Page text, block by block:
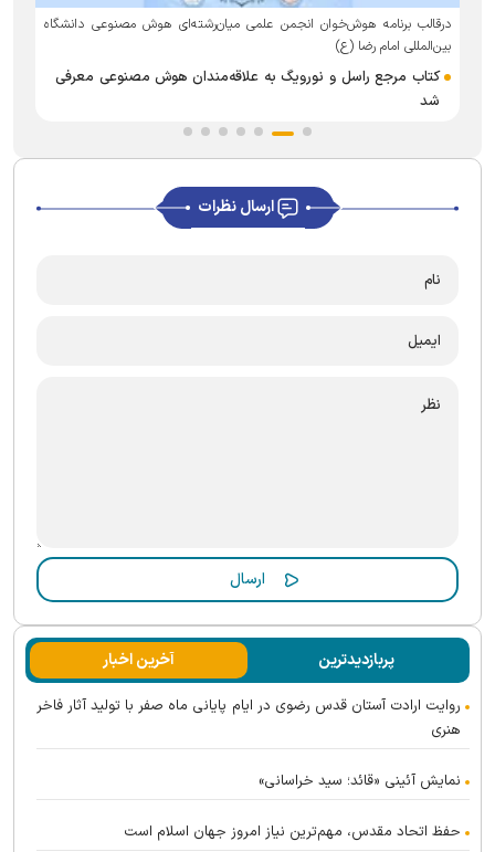
درقالب برنامه هوش‌خوان انجمن علمی میان‌رشته‌ای هوش مصنوعی دانشگاه
بین‌المللی امام رضا (ع)
کتاب مرجع راسل و نورویگ به علاقه‌مندان هوش مصنوعی معرفی
شد
ارسال نظرات
پربازدیدترین آخرین اخبار
روایت ارادت آستان قدس رضوی در ایام پایانی ماه صفر با تولید آثار فاخر
هنری
نمایش آئینی «قائد؛ سید خراسانی»
حفظ اتحاد مقدس، مهم‌ترین نیاز امروز جهان اسلام است